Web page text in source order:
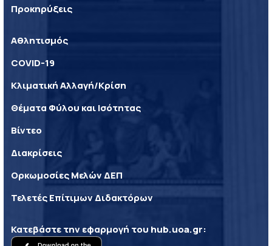
Προκηρύξεις
Αθλητισμός
COVID-19
Κλιματική Αλλαγή/Κρίση
Θέματα Φύλου και Ισότητας
Βίντεο
Διακρίσεις
Ορκωμοσίες Μελών ΔΕΠ
Τελετές Επίτιμων Διδακτόρων
Κατεβάστε την εφαρμογή του hub.uoa.gr: